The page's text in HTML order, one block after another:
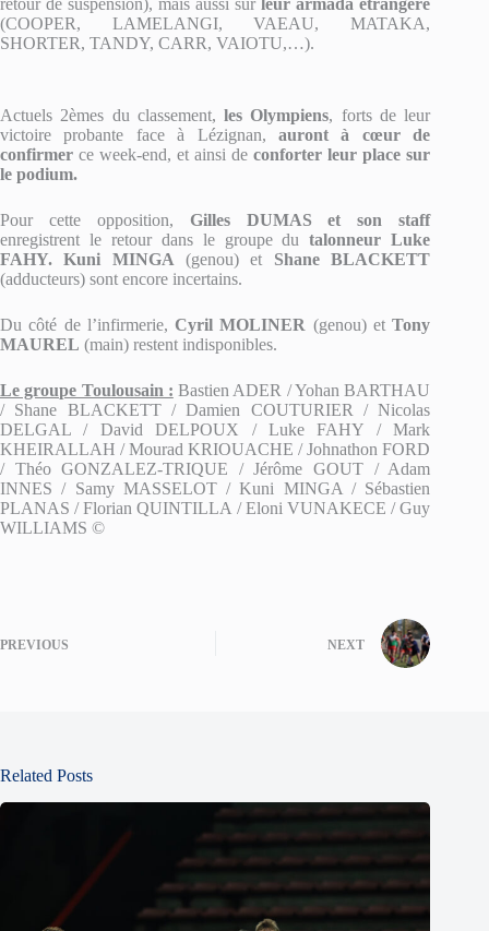
retour de suspension), mais aussi surleur armada étrangère
(COOPER, LAMELANGI, VAEAU, MATAKA,
SHORTER, TANDY, CARR, VAIOTU,…).
Actuels 2èmes du classement,les Olympiens, forts de leur
victoire probante face à Lézignan,auront à cœur de
confirmer ce week-end, et ainsi deconforter leur place sur
le podium.
Pour cette opposition, Gilles DUMAS et son staff
enregistrent le retour dans le groupe dutalonneur Luke
FAHY. Kuni MINGA (genou) et Shane BLACKETT
(adducteurs) sont encore incertains.
Du côté de l’infirmerie,Cyril MOLINER (genou) etTony
MAUREL (main) restent indisponibles.
Le groupe Toulousain : Bastien ADER / Yohan BARTHAU
/ Shane BLACKETT / Damien COUTURIER / Nicolas
DELGAL / David DELPOUX / Luke FAHY / Mark
KHEIRALLAH / Mourad KRIOUACHE / Johnathon FORD
/ Théo GONZALEZ-TRIQUE / Jérôme GOUT / Adam
INNES / Samy MASSELOT / Kuni MINGA / Sébastien
PLANAS / Florian QUINTILLA / Eloni VUNAKECE / Guy
WILLIAMS ©
PREVIOUS NEXT
Related Posts